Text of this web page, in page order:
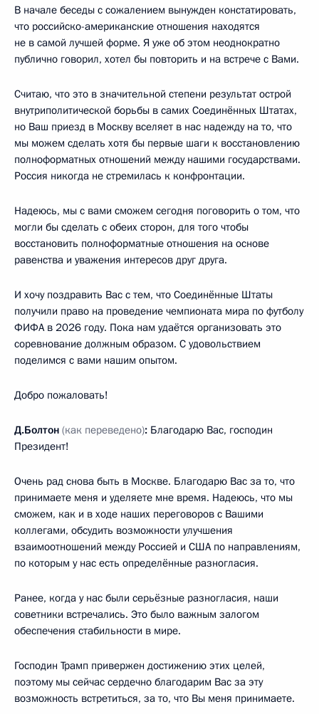
В начале беседы с сожалением вынужден констатировать,
что российско-американские отношения находятся
не в самой лучшей форме. Я уже об этом неоднократно
публично говорил, хотел бы повторить и на встрече с Вами.
Считаю, что это в значительной степени результат острой
внутриполитической борьбы в самих Соединённых Штатах,
но Ваш приезд в Москву вселяет в нас надежду на то, что
мы можем сделать хотя бы первые шаги к восстановлению
полноформатных отношений между нашими государствами.
Россия никогда не стремилась к конфронтации.
Надеюсь, мы с вами сможем сегодня поговорить о том, что
могли бы сделать с обеих сторон, для того чтобы
восстановить полноформатные отношения на основе
равенства и уважения интересов друг друга.
И хочу поздравить Вас с тем, что Соединённые Штаты
получили право на проведение чемпионата мира по футболу
ФИФА в 2026 году. Пока нам удаётся организовать это
соревнование должным образом. С удовольствием
поделимся с вами нашим опытом.
Добро пожаловать!
Д.Болтон (как переведено): Благодарю Вас, господин
Президент!
Очень рад снова быть в Москве. Благодарю Вас за то, что
принимаете меня и уделяете мне время. Надеюсь, что мы
сможем, как и в ходе наших переговоров с Вашими
коллегами, обсудить возможности улучшения
взаимоотношений между Россией и США по направлениям,
по которым у нас есть определённые разногласия.
Ранее, когда у нас были серьёзные разногласия, наши
советники встречались. Это было важным залогом
обеспечения стабильности в мире.
Господин Трамп привержен достижению этих целей,
поэтому мы сейчас сердечно благодарим Вас за эту
возможность встретиться, за то, что Вы меня принимаете.